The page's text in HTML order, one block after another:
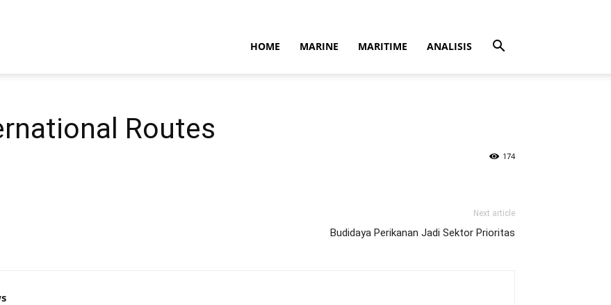
HOME MARINE MARITIME ANALISIS
Routes
174
Next article
Budidaya Perikanan Jadi Sektor Prioritas